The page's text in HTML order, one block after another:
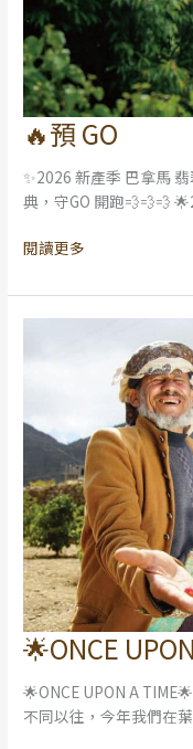
🔥預 GO
✨2026 新產季 巴拿馬
典，守GO 開跑💨💨💨
🔥
預
GO
閱讀更多
🌟ONCE
🌟ONCE UPON A
不同以往，今年我們在
🌟
ONCE
UPON
A